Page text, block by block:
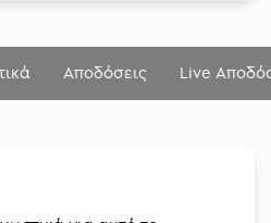
Αποδόσεις Live